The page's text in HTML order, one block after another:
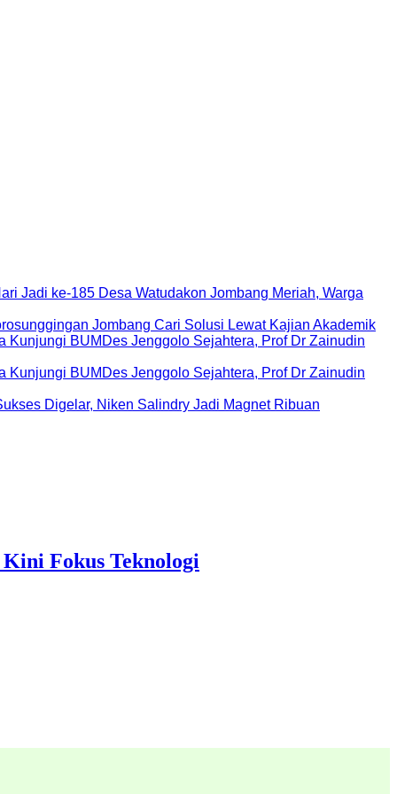
Jadi ke-185 Desa Watudakon Jombang Meriah, Warga
Jombang Cari Solusi Lewat Kajian Akademik
Kunjungi BUMDes Jenggolo Sejahtera, Prof Dr Zainudin
Kunjungi BUMDes Jenggolo Sejahtera, Prof Dr Zainudin
Digelar, Niken Salindry Jadi Magnet Ribuan
Fokus Teknologi